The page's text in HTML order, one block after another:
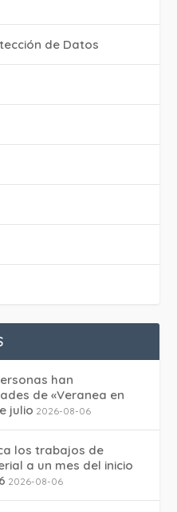
de Datos
han
de «Veranea en
julio 2026-08-06
los trabajos de
a un mes del inicio
2026-08-06